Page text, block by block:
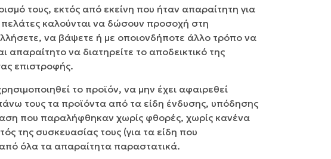
τους, εκτός από εκείνη που ήταν απαραίτητη για
πελάτες καλούνται να δώσουν προσοχή στη
να βάψετε ή με οποιονδήποτε άλλο τρόπο να
να διατηρείτε το αποδεικτικό της
επιστροφής.
το προϊόν, να μην έχει αφαιρεθεί
τους τα προϊόντα από τα είδη ένδυσης, υπόδησης
που παραλήφθηκαν χωρίς φθορές, χωρίς κανένα
της συσκευασίας τους (για τα είδη που
όλα τα απαραίτητα παραστατικά.